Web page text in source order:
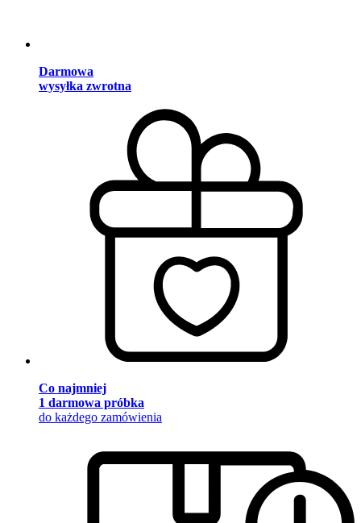
Darmowa
wysyłka zwrotna
Co najmniej
1 darmowa próbka
do każdego zamówienia